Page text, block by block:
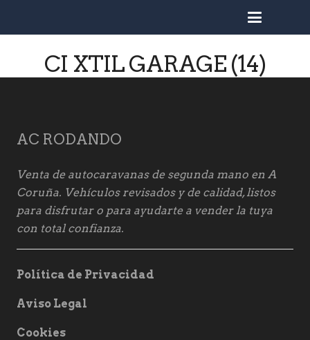
CI XTIL GARAGE (14)
AC RODANDO
Venta de autocaravanas de segunda mano en A
Coruña. Vehículos revisados y de calidad, listos
para disfrutar o para ayudarte a vender la tuya
con total confianza.
Política de Privacidad
Aviso Legal
Cookies